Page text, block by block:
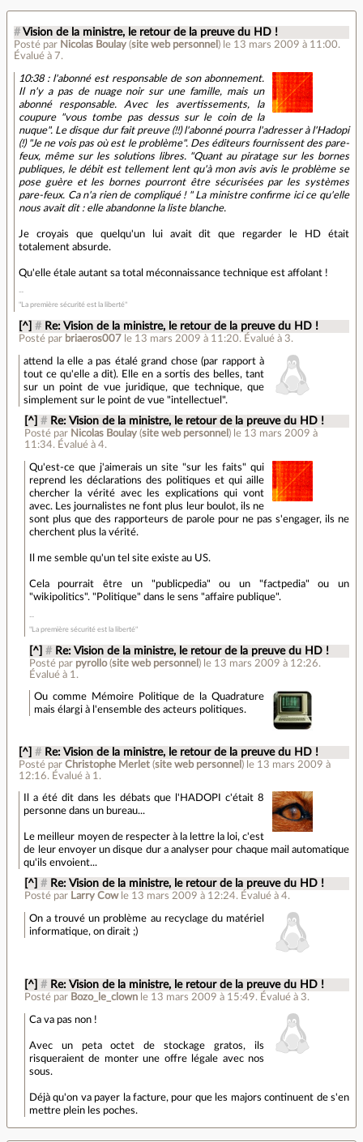
# Vision de la ministre, le retour de la preuve du HD !
Posté par Nicolas Boulay (site web personnel ) le 13 mars 2009 à 11:00.
Évalué à 7.
10:38 : l'abonné est responsable de son abonnement.
Il n'y a pas de nuage noir sur une famille, mais un
abonné responsable. Avec les avertissements, la
coupure "vous tombe pas dessus sur le coin de la
nuque". Le disque dur fait preuve (!!) l'abonné pourra l'adresser à l'Hadopi
(!) "Je ne vois pas où est le problème". Des éditeurs fournissent des pare-
feux, même sur les solutions libres. "Quant au piratage sur les bornes
publiques, le débit est tellement lent qu'à mon avis avis le problème se
pose guère et les bornes pourront être sécurisées par les systèmes
pare-feux. Ca n'a rien de compliqué ! " La ministre confirme ici ce qu'elle
nous avait dit : elle abandonne la liste blanche.
Je croyais que quelqu'un lui avait dit que regarder le HD était
totalement absurde.
Qu'elle étale autant sa total méconnaissance technique est affolant !
"La première sécurité est la liberté"
[^] # Re: Vision de la ministre, le retour de la preuve du HD !
Posté par briaeros007 le 13 mars 2009 à 11:20. Évalué à 3.
attend la elle a pas étalé grand chose (par rapport à
tout ce qu'elle a dit). Elle en a sortis des belles, tant
sur un point de vue juridique, que technique, que
simplement sur le point de vue "intellectuel".
[^] # Re: Vision de la ministre, le retour de la preuve du HD !
Posté par Nicolas Boulay(site web personnel ) le 13 mars 2009 à
11:34. Évalué à 4.
Qu'est-ce que j'aimerais un site "sur les faits" qui
reprend les déclarations des politiques et qui aille
chercher la vérité avec les explications qui vont
avec. Les journalistes ne font plus leur boulot, ils ne
sont plus que des rapporteurs de parole pour ne pas s'engager, ils ne
cherchent plus la vérité.
Il me semble qu'un tel site existe au US.
Cela pourrait être un "publicpedia" ou un "factpedia" ou un
"wikipolitics". "Politique" dans le sens "affaire publique".
"La première sécurité est la liberté"
[^] # Re: Vision de la ministre, le retour de la preuve du HD !
Posté par pyrollo(site web personnel ) le 13 mars 2009 à 12:26.
Évalué à 1 .
Ou comme Mémoire Politique de la Quadrature
mais élargi à l'ensemble des acteurs politiques.
[^] # Re: Vision de la ministre, le retour de la preuve du HD !
Posté parChristophe Merlet (site web personnel ) le 13 mars 2009 à
12:16. Évalué à 1 .
Il a été dit dans les débats que l'HADOPI c'était 8
personne dans un bureau...
Le meilleur moyen de respecter à la lettre la loi, c'est
de leur envoyer un disque dur a analyser pour chaque mail automatique
qu'ils envoient...
[^] # Re: Vision de la ministre, le retour de la preuve du HD !
Posté par Larry Cow le 13 mars 2009 à 12:24. Évalué à 4.
On a trouvé un problème au recyclage du matériel
informatique, on dirait ;)
[^] # Re: Vision de la ministre, le retour de la preuve du HD !
Posté par Bozo_le_clown le 13 mars 2009 à 15:49. Évalué à 3.
Ca va pas non !
Avec un peta octet de stockage gratos, ils
risqueraient de monter une offre légale avec nos
sous.
Déjà qu'on va payer la facture, pour que les majors continuent de s'en
mettre plein les poches.